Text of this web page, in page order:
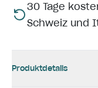
30 Tage
Schweiz und
Produktdetails